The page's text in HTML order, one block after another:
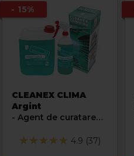
- 15%
CLEANEX CLIMA
Argint
- Agent de curatare
igienizanta pentru
4.9 (37)